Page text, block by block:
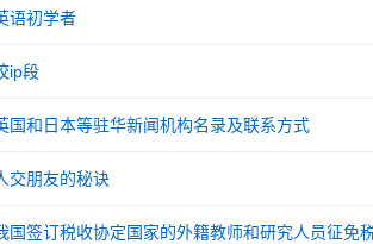
语初学者
ip段
国和日本等驻华新闻机构名录及联系方式
交朋友的秘诀
国签订税收协定国家的外籍教师和研究人员征免